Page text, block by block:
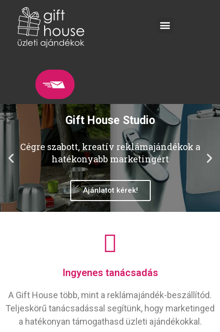
Gift House Studio
Cégre szabott, kreatív reklámajándékok a
hatékonyabb marketingért
Ajánlatot kérek!
Ingyenes tanácsadás
A Gift House több, mint a reklámajándék-beszállítód.
Teljeskörű tanácsadással segítünk, hogy marketinged
a hatékonyan támogathasd üzleti ajándékokkal.